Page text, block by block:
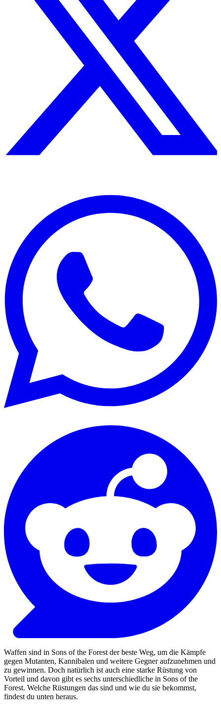
Waffen sind in Sons of the Forest der beste Weg, um die Kämpfe
gegen Mutanten, Kannibalen und weitere Gegner aufzunehmen und
zu gewinnen. Doch natürlich ist auch eine starke Rüstung von
Vorteil und davon gibt es sechs unterschiedliche in Sons of the
Forest. Welche Rüstungen das sind und wie du sie bekommst,
findest du unten heraus.